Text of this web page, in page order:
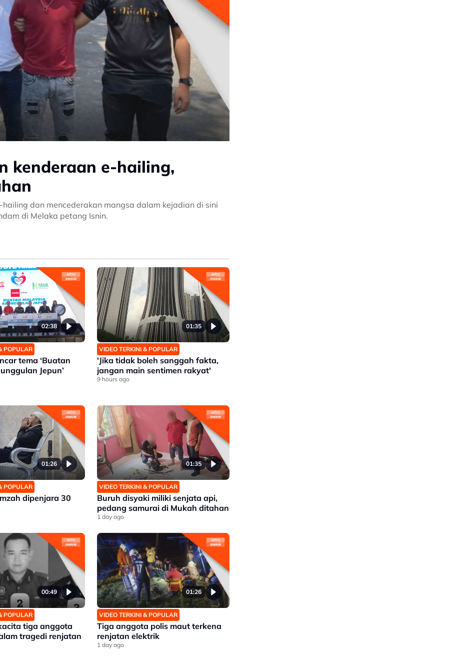
kenderaan e-hailing,
dan mencederakan mangsa dalam kejadian di sini
di Melaka petang Isnin.
02:38
POPULAR
tema ‘Buatan
Jepun’
01:35
VIDEO TERKINI & POPULAR
'Jika tidak boleh sanggah fakta,
jangan main sentimen rakyat'
9 hours ago
01:26
POPULAR
dipenjara 30
01:35
VIDEO TERKINI & POPULAR
Buruh disyaki miliki senjata api,
pedang samurai di Mukah ditahan
1 day ago
00:49
POPULAR
tiga anggota
tragedi renjatan
01:26
VIDEO TERKINI & POPULAR
Tiga anggota polis maut terkena
renjatan elektrik
1 day ago